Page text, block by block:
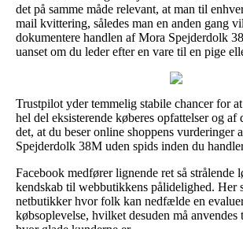
det på samme måde relevant, at man til
mail kvittering, således man en anden gang
dokumentere handlen af Mora Spejderdolk
uanset om du leder efter en vare til en pige
Trustpilot yder temmelig stabile chancer for
hel del eksisterende køberes opfattelser og af
det, at du beser online shoppens vurderinger
Spejderdolk 38M uden spids inden du
Facebook medfører lignende ret så strålende
kendskab til webbutikkens pålidelighed. Her
netbutikker hvor folk kan nedfælde en
købsoplevelse, hvilket desuden må